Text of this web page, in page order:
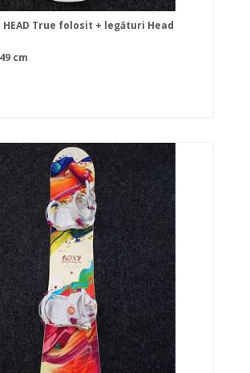
HEAD True folosit + legături Head
cm